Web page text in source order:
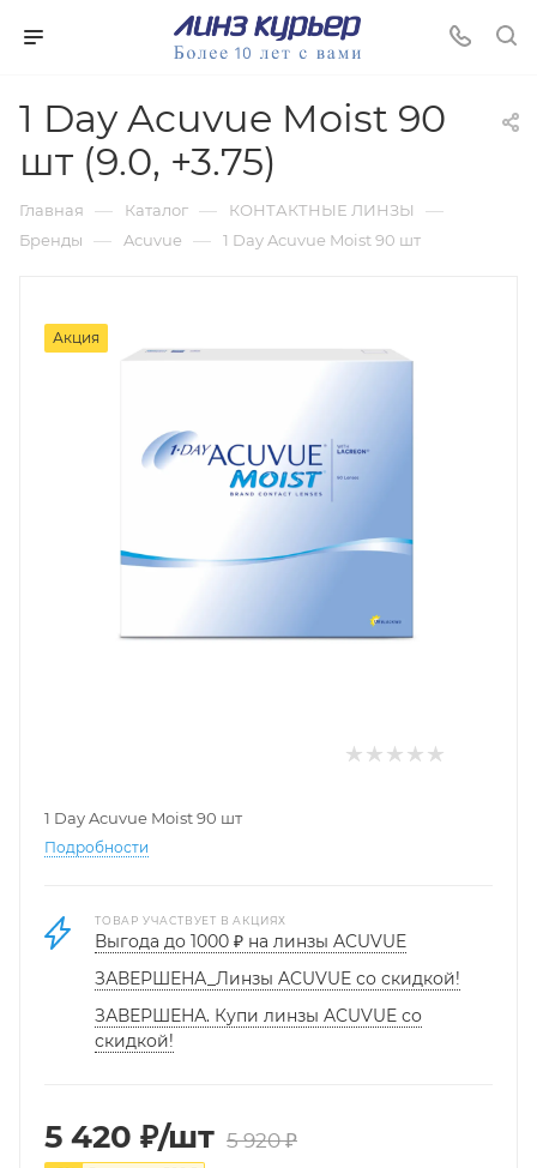
1 Day Acuvue Moist 90
шт (9.0, +3.75)
Главная — Каталог — КОНТАКТНЫЕ ЛИНЗЫ —
Бренды — Acuvue — 1 Day Acuvue Moist 90 шт
Акция
1 Day Acuvue Moist 90 шт
Подробности
ТОВАР УЧАСТВУЕТ В АКЦИЯХ
Выгода до 1000 ₽ на линзы ACUVUE
ЗАВЕРШЕНА_Линзы ACUVUE со скидкой!
ЗАВЕРШЕНА. Купи линзы ACUVUE со
скидкой!
5 420 ₽/шт 5 920₽